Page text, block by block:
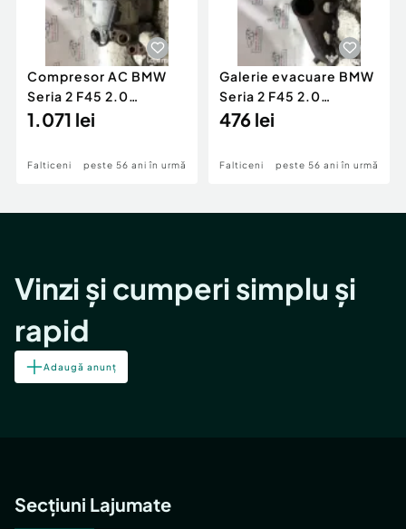
Compresor AC BMW
Seria 2 F45 2.0
Motorina 2016
1.071 lei
Falticeni peste 56 ani în urmă
Galerie evacuare BMW
Seria 2 F45 2.0
Motorina 2016
476 lei
Falticeni peste 56 ani în urmă
Vinzi și cumperi simplu și
rapid
Adaugă anunț
Secțiuni Lajumate